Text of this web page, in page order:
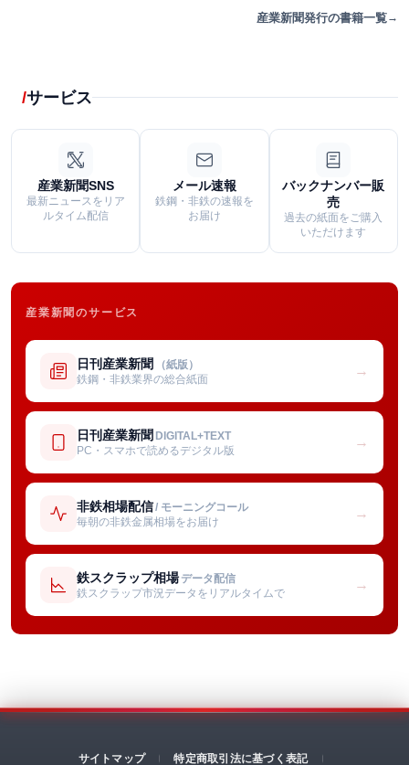
産業新聞発行の書籍一覧
サービス
産業新聞SNS
最新ニュースをリア
ルタイム配信
メール速報
鉄鋼・非鉄の速報を
お届け
バックナンバー販
売
過去の紙面をご購入
いただけます
産業新聞のサービス
日刊産業新聞 （紙版）
鉄鋼・非鉄業界の総合紙面
→
日刊産業新聞 DIGITAL+TEXT
PC・スマホで読めるデジタル版
→
非鉄相場配信/ モーニングコール
毎朝の非鉄金属相場をお届け
→
鉄スクラップ相場 データ配信
鉄スクラップ市況データをリアルタイムで
→
サイトマップ 特定商取引法に基づく表記